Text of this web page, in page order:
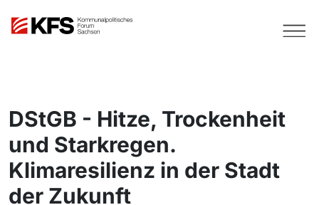
DStGB - Hitze, Trockenheit
und Starkregen.
Klimaresilienz in der Stadt
der Zukunft